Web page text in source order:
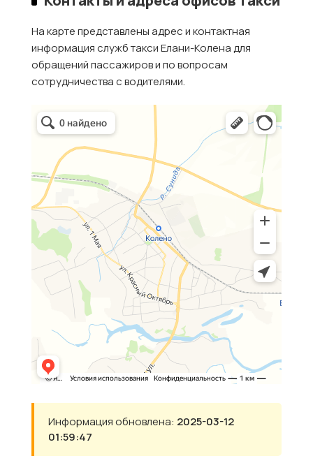
На карте представлены адрес и контактная
информация служб такси Елани-Колена для
обращений пассажиров и по вопросам
сотрудничества с водителями.
Информация обновлена: 2025-03-12
01:59:47